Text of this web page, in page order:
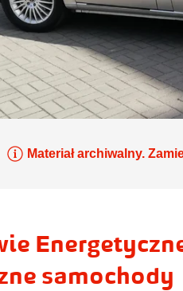
Materiał archiwalny.
samochody